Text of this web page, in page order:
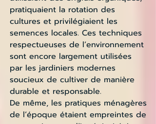
pratiquaient la rotation des
cultures et privilégiaient les
semences locales. Ces techniques
respectueuses de l’environnement
sont encore largement utilisées
par les jardiniers modernes
soucieux de cultiver de manière
durable et responsable.
De même, les pratiques ménagères
de l’époque étaient empreintes de